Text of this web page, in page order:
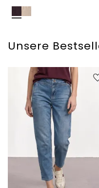
Unsere